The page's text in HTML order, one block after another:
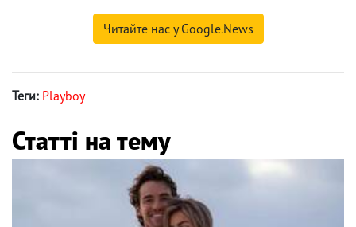
Читайте нас у Google.News
Теги: Playboy
Статті на тему